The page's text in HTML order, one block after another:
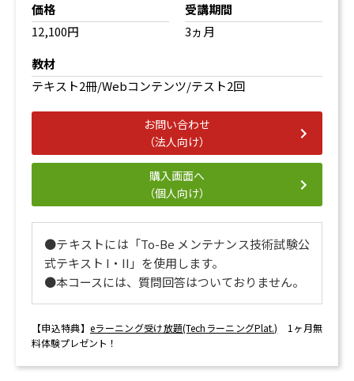
価格
12,100円
受講期間
3ヵ月
教材
テキスト2冊/Webコンテンツ/テスト2回
お問い合わせ
（法人向け）
購入画面へ
（個人向け）
●テキストには「To-Be メンテナンス技術試験公
式テキスト I・II」を使用します。
●本コースには、質問回答はついておりません。
【申込特典】 eラーニング受け放題(TechラーニングPlat.) 1ヶ月無
料体験プレゼント！